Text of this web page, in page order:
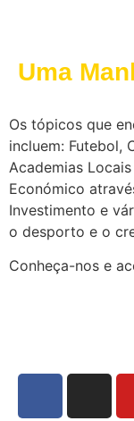
Uma
Os tópicos que
incluem: Futebol,
Academias
Económico
Investimento e
o desporto e o
Conheça-nos e